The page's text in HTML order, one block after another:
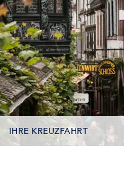
IHRE KREUZFAHRT